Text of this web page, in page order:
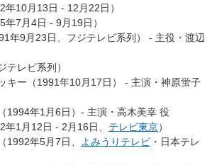
年10月13日 - 12月22日）
年7月4日 - 9月19日）
年9月23日、フジテレビ系列） - 主役・渡辺
テレビ系列）
キー（1991年10月17日） - 主演・神原蛍子
1994年1月6日）- 主演・高木美幸 役
年1月12日 - 2月16日、 テレビ東京）
1992年5月7日、 よみうりテレビ ・日本テレ